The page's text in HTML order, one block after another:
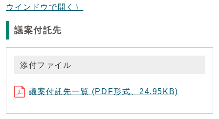
ウインドウで開く）
議案付託先
添付ファイル
議案付託先一覧 (PDF形式、24.95KB)